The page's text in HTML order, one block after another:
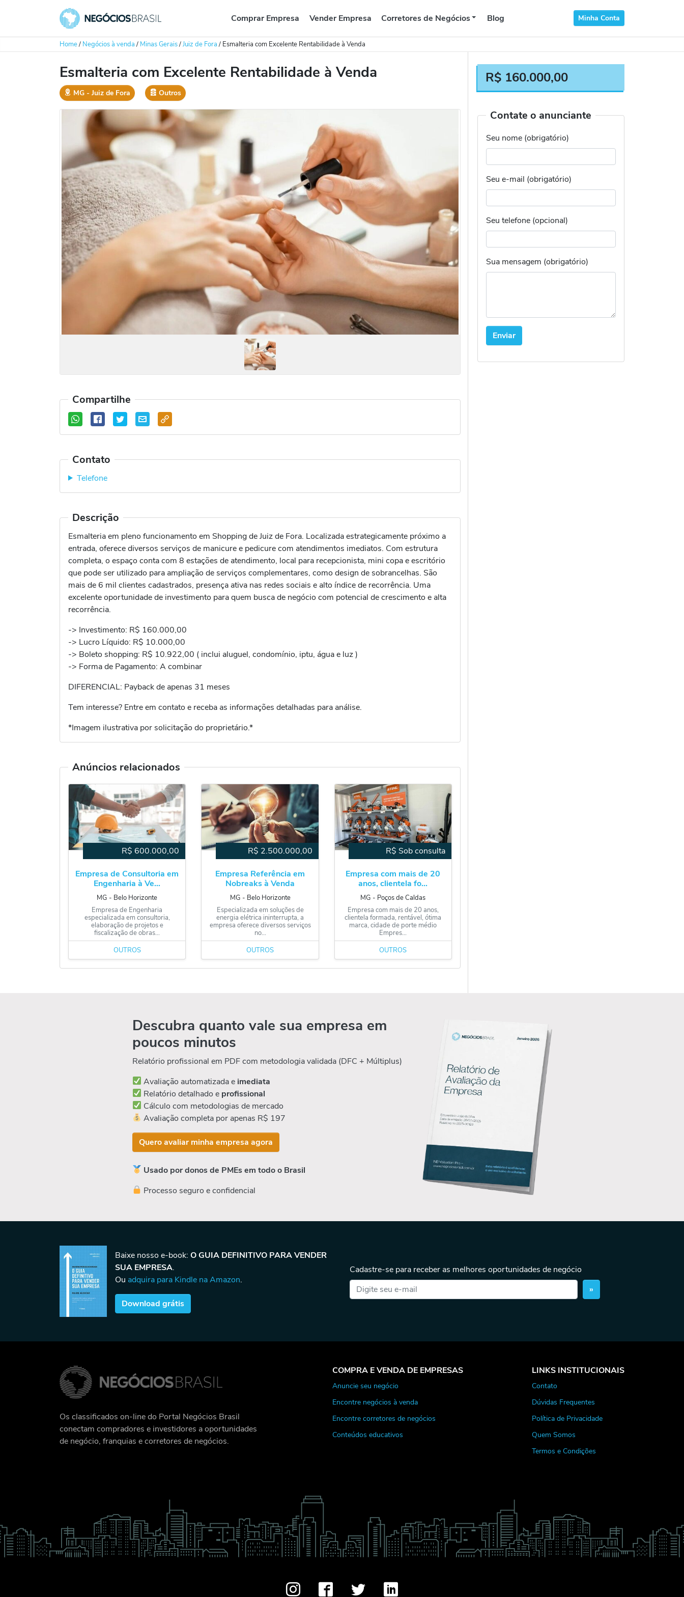
Comprar Empresa Vender Empresa Corretores de Negócios Blog Minha Conta
Home/ Negócios à venda/ Minas Gerais/Juiz de Fora/ Esmalteria com Excelente Rentabilidade à Venda
Esmalteria com Excelente Rentabilidade à Venda
MG ‐ Juiz de Fora Outros
Compartilhe
Contato
Telefone
Descrição
Esmalteria em pleno funcionamento em Shopping de Juiz de Fora. Localizada estrategicamente próximo a
entrada, oferece diversos serviços de manicure e pedicure com atendimentos imediatos. Com estrutura
completa, o espaço conta com 8 estações de atendimento, local para recepcionista, mini copa e escritório
que pode ser utilizado para ampliação de serviços complementares, como design de sobrancelhas. São
mais de 6 mil clientes cadastrados, presença ativa nas redes sociais e alto índice de recorrência. Uma
excelente oportunidade de investimento para quem busca de negócio com potencial de crescimento e alta
recorrência.
-> Investimento: R$ 160.000,00
-> Lucro Líquido: R$ 10.000,00
-> Boleto shopping: R$ 10.922,00 ( inclui aluguel, condomínio, iptu, água e luz )
-> Forma de Pagamento: A combinar
DIFERENCIAL: Payback de apenas 31 meses
Tem interesse? Entre em contato e receba as informações detalhadas para análise.
*Imagem ilustrativa por solicitação do proprietário.*
Anúncios relacionados
R$ 600.000,00
Empresa de Consultoria em
Engenharia à Ve...
MG ‐ Belo Horizonte
Empresa de Engenharia
especializada em consultoria,
elaboração de projetos e
fiscalização de obras...
OUTROS
R$ 2.500.000,00
Empresa Referência em
Nobreaks à Venda
MG ‐ Belo Horizonte
Especializada em soluções de
energia elétrica ininterrupta, a
empresa oferece diversos serviços
no...
OUTROS
R$ Sob consulta
Empresa com mais de 20
anos, clientela fo...
MG ‐ Poços de Caldas
Empresa com mais de 20 anos,
clientela formada, rentável, ótima
marca, cidade de porte médio
Empres...
OUTROS
R$ 160.000,00
Contate o anunciante
Seu nome (obrigatório)
Seu e-mail (obrigatório)
Seu telefone (opcional)
Sua mensagem (obrigatório)
Descubra quanto vale sua empresa em
poucos minutos
Relatório profissional em PDF com metodologia validada (DFC + Múltiplus)
Avaliação automatizada e imediata
Relatório detalhado e profissional
Cálculo com metodologias de mercado
Avaliação completa por apenas R$ 197
Quero avaliar minha empresa agora
Usado por donos de PMEs em todo o Brasil
Processo seguro e confidencial
Baixe nosso e-book: O GUIA DEFINITIVO PARA VENDER
SUA EMPRESA.
Ou adquira para Kindle na Amazon.
Download grátis
Cadastre-se para receber as melhores oportunidades de negócio
»
Os classificados on-line do Portal Negócios Brasil
conectam compradores e investidores a oportunidades
de negócio, franquias e corretores de negócios.
COMPRA E VENDA DE EMPRESAS
Anuncie seu negócio
Encontre negócios à venda
Encontre corretores de negócios
Conteúdos educativos
LINKS INSTITUCIONAIS
Contato
Dúvidas Frequentes
Política de Privacidade
Quem Somos
Termos e Condições